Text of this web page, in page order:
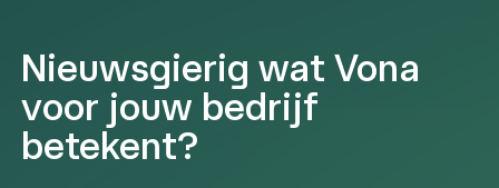
Nieuwsgierig wat Vona
voor jouw bedrijf
betekent?